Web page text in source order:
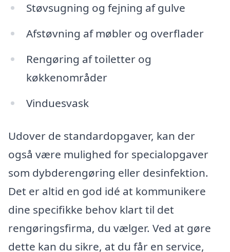
Støvsugning og fejning af gulve
Afstøvning af møbler og overflader
Rengøring af toiletter og
køkkenområder
Vinduesvask
Udover de standardopgaver, kan der
også være mulighed for specialopgaver
som dybderengøring eller desinfektion.
Det er altid en god idé at kommunikere
dine specifikke behov klart til det
rengøringsfirma, du vælger. Ved at gøre
dette kan du sikre, at du får en service,